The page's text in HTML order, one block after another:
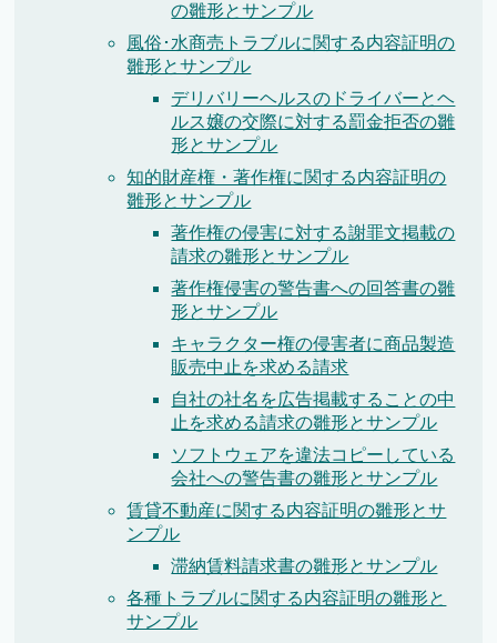
の雛形とサンプル
風俗･水商売トラブルに関する内容証明の
雛形とサンプル
デリバリーヘルスのドライバーとヘ
ルス嬢の交際に対する罰金拒否の雛
形とサンプル
知的財産権・著作権に関する内容証明の
雛形とサンプル
著作権の侵害に対する謝罪文掲載の
請求の雛形とサンプル
著作権侵害の警告書への回答書の雛
形とサンプル
キャラクター権の侵害者に商品製造
販売中止を求める請求
自社の社名を広告掲載することの中
止を求める請求の雛形とサンプル
ソフトウェアを違法コピーしている
会社への警告書の雛形とサンプル
賃貸不動産に関する内容証明の雛形とサ
ンプル
滞納賃料請求書の雛形とサンプル
各種トラブルに関する内容証明の雛形と
サンプル